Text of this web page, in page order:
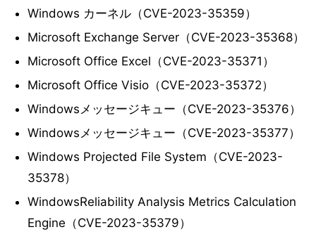
Windows カーネル（CVE-2023-35359）
Microsoft Exchange Server（CVE-2023-35368）
Microsoft Office Excel（CVE-2023-35371）
Microsoft Office Visio（CVE-2023-35372）
Windowsメッセージキュー（CVE-2023-35376）
Windowsメッセージキュー（CVE-2023-35377）
Windows Projected File System（CVE-2023-
35378）
WindowsReliability Analysis Metrics Calculation
Engine（CVE-2023-35379）